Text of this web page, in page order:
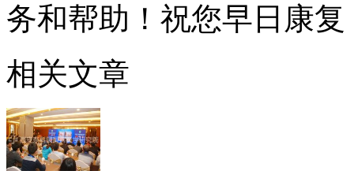
务和帮助！祝您早日康
相关文章